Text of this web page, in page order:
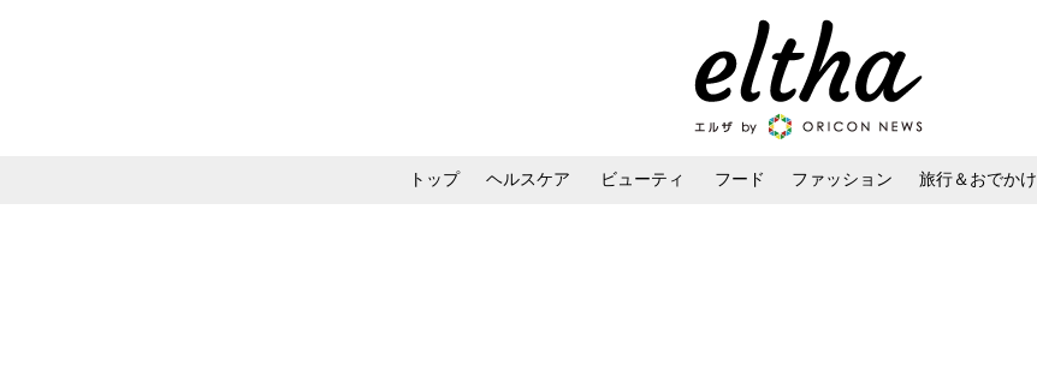
トップ ヘルスケア ビューティ フード ファッション 旅行＆おでかけ